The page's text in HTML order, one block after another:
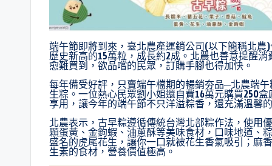
端午節即將到來，臺北農產運銷公司(以下簡稱北
歷史新高的15萬粒，成長約2成。北農也善意提醒
愈難買到，欲品嚐的民眾，訂購手腳也得加快。
每年備受好評，只賣端午檔期的暢銷夯品─北農端
生粽。一位熱心民眾劉小姐還自費16萬元購買250
享用，讓今年的端午節不只洋溢粽香，還充滿溫馨
北農表示，古早粽遵循傳統台灣北部粽作法，使用
顆蛋黃、金鉤蝦、油蔥酥等美味食材，口味地道、
盛名的虎尾花生，讓你一口就被花生香氣吸引；麻
生素的食材，營養價值極高。